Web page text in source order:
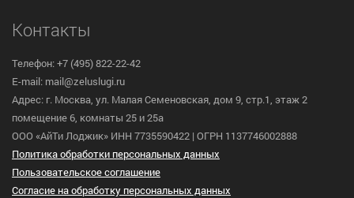
Контакты
Телефон: +7 (495) 822-22-42
E-mail: mail@zeluslugi.ru
Адрес: г. Москва, ул. Малая Семеновская, дом 9, стр.1, этаж 2
помещение 6, комнаты 25 и 25а
ООО «АйТи Лоджик» ИНН 7735590422 | ОГРН 1137746002888
Политика обработки персональных данных
Пользовательское cоглашение
Согласие на обработку персональных данных